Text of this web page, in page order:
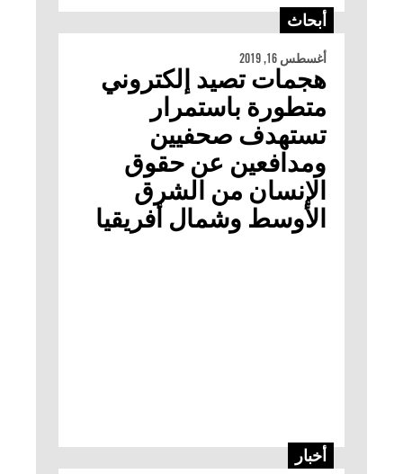
أبحاث
أغسطس 16, 2019
هجمات تصيد إلكتروني
متطورة باستمرار
تستهدف صحفيين
ومدافعين عن حقوق
الإنسان من الشرق
الأوسط وشمال أفريقيا
أخبار